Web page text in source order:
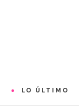
LO ÚLTIMO